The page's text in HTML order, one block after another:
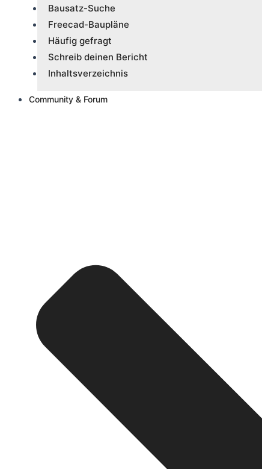
Bausatz-Suche
Freecad-Baupläne
Häufig gefragt
Schreib deinen Bericht
Inhaltsverzeichnis
Community & Forum